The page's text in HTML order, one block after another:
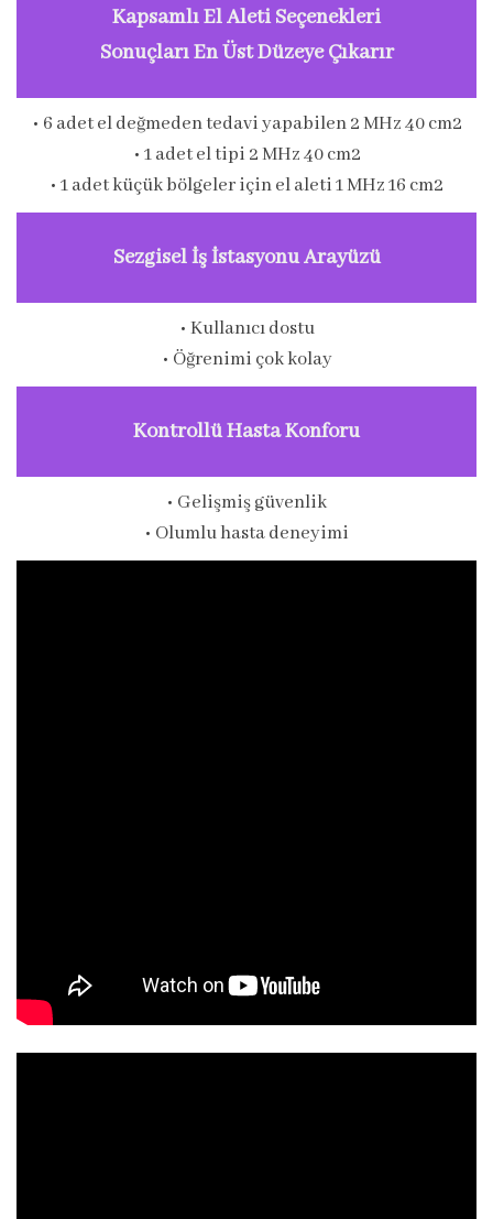
Kapsamlı El Aleti Seçenekleri
Sonuçları En Üst Düzeye Çıkarır
• 6 adet el değmeden tedavi yapabilen 2 MHz 40 cm2
• 1 adet el tipi 2 MHz 40 cm2
• 1 adet küçük bölgeler için el aleti 1 MHz 16 cm2
Sezgisel İş İstasyonu Arayüzü
• Kullanıcı dostu
• Öğrenimi çok kolay
Kontrollü Hasta Konforu
• Gelişmiş güvenlik
• Olumlu hasta deneyimi